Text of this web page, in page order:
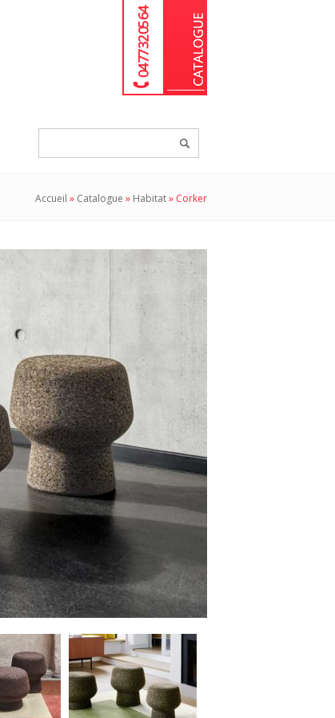
04 77 32 05 64
Accueil » Catalogue » Habitat» Corker